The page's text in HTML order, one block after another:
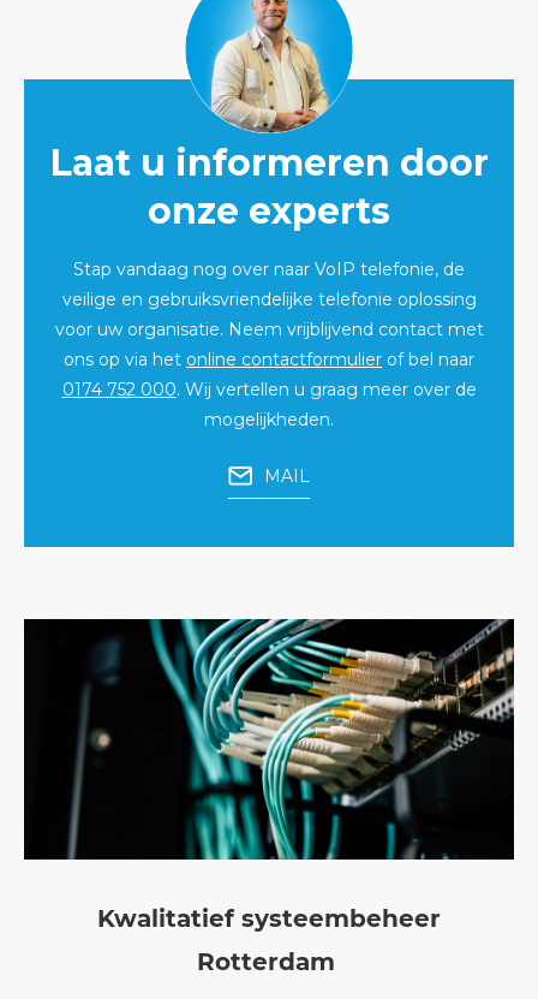
Laat u informeren door
onze experts
Stap vandaag nog over naar VoIP telefonie, de
veilige en gebruiksvriendelijke telefonie oplossing
voor uw organisatie. Neem vrijblijvend contact met
ons op via het online contactformulier of bel naar
0174 752 000. Wij vertellen u graag meer over de
mogelijkheden.
MAIL
Kwalitatief systeembeheer
Rotterdam